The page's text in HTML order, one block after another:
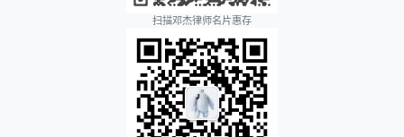
扫描邓杰律师名片惠存